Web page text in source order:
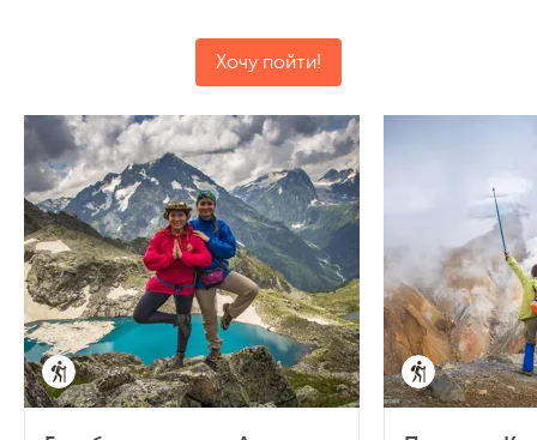
Хочу пойти!